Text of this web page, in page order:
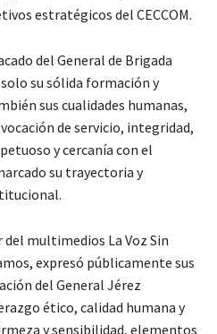
estratégicos del CECCOM.
del General de Brigada
su sólida formación y
sus cualidades humanas,
de servicio, integridad,
y cercanía con el
su trayectoria y
multimedios La Voz Sin
expresó públicamente sus
del General Jérez
ético, calidad humana y
y sensibilidad, elementos